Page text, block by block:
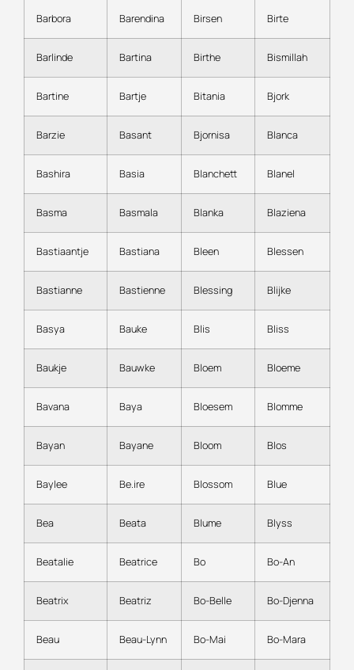
Barbora Barendina Birsen Birte
Barlinde Bartina Birthe Bismillah
Bartine Bartje Bitania Bjork
Barzie Basant Bjornisa Blanca
Bashira Basia Blanchett Blanel
Basma Basmala Blanka Blaziena
Bastiaantje Bastiana Bleen Blessen
Bastianne Bastienne Blessing Blijke
Basya Bauke Blis Bliss
Baukje Bauwke Bloem Bloeme
Bavana Baya Bloesem Blomme
Bayan Bayane Bloom Blos
Baylee Be.ire Blossom Blue
Bea Beata Blume Blyss
Beatalie Beatrice Bo Bo-An
Beatrix Beatriz Bo-Belle Bo-Djenna
Beau Beau-Lynn Bo-Mai Bo-Mara